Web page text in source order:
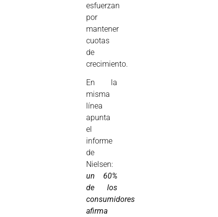
esfuerzan
por
mantener
cuotas
de
crecimiento.
En la
misma
línea
apunta
el
informe
de
Nielsen:
un 60%
de los
consumidores
afirma